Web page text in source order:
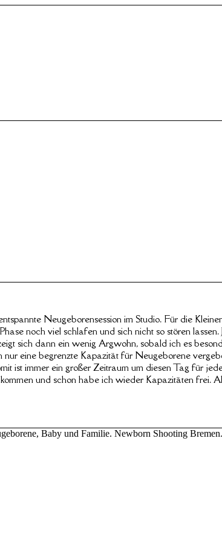
Neugeborensession im Studio. Für die
noch viel schlafen und sich nicht so stören
sich dann ein wenig Argwohn, sobald ich es
eine begrenzte Kapazität für Neugeborene
ist immer ein großer Zeitraum um diesen Tag für
und schon habe ich wieder Kapazitäten frei.
Baby und Familie. Newborn Shooting